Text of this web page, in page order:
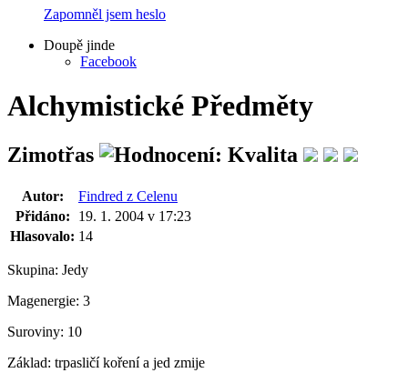
Zapomněl jsem heslo
Doupě jinde
Facebook
Alchymistické Předměty
Zimotřas
Autor:
Findred z Celenu
Přidáno:
19. 1. 2004 v 17:23
Hlasovalo: 14
Skupina: Jedy
Magenergie: 3
Suroviny: 10
Základ: trpasličí koření a jed zmije